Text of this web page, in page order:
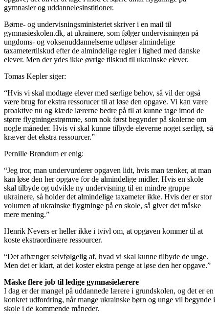
gymnasier og uddannelesinstitioner.
Børne- og undervisningsministeriet skriver i en mail til
gymnasieskolen.dk, at ukrainere, som følger undervisningen på
ungdoms- og voksenuddannelserne udløser almindelige
taxametertilskud efter de almindelige regler i lighed med danske
elever. Men der ydes ikke øvrige tilskud til ukrainske elever.
Tomas Kepler siger:
“Hvis vi skal modtage elever med særlige behov, så vil der også
være brug for ekstra ressorucer til at løse den opgave. Vi kan være
proaktive nu og klæde lærerne bedre på til at kunne tage imod de
større flygtningestrømme, som nok først begynder på skolerne om
nogle måneder. Hvis vi skal kunne tilbyde eleverne noget særligt, så
kræver det ekstra ressourcer.”
Pernille Brøndum er enig:
“Jeg tror, man undervurderer opgaven lidt, hvis man tænker, at man
kan løse den her opgave for de almindelige midler. Hvis en skole
skal tilbyde og udvikle ny undervisning til en mindre gruppe
ukrainere, så holder det almindelige taxameter ikke. Hvis der er stor
volumen af ukrainske flygtninge på en skole, så giver det måske
mere mening.”
Henrik Nevers er heller ikke i tvivl om, at opgaven kommer til at
koste ekstraordinære ressourcer.
“Det afhænger selvfølgelig af, hvad vi skal kunne tilbyde de unge.
Men det er klart, at det koster ekstra penge at løse den her opgave.”
Måske flere job til ledige gymnasielærere
I dag er der mangel på uddannede lærere i grundskolen, og det er en
konkret udfordring, når mange ukrainske børn og unge vil begynde i
skole i de kommende måneder.